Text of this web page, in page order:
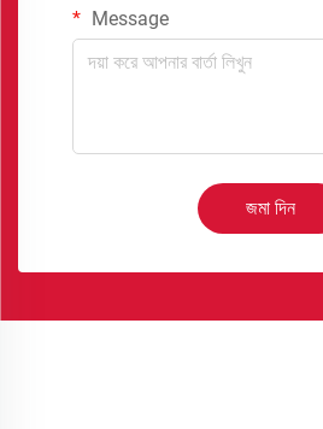
Message
জমা দিন